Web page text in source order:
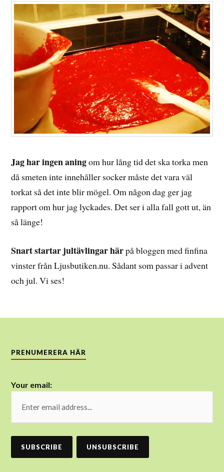
Jag har ingen aningom hur lång tid det ska torka men
då smeten inte innehåller socker måste det vara väl
torkat så det inte blir mögel. Om någon dag ger jag
rapport om hur jag lyckades. Det ser i alla fall gott ut, än
så länge!
Snart startar jultävlingar härpå bloggen med finfina
vinster från Ljusbutiken.nu. Sådant som passar i advent
och jul. Vi ses!
PRENUMERERA HÄR
Your email: